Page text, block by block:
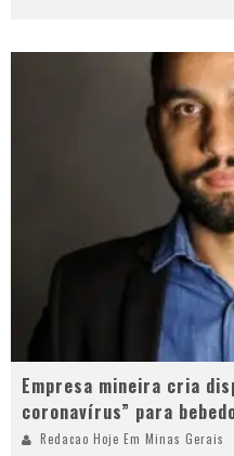
Empresa mineira cria
coronavírus” para
Redacao Hoje Em Minas Gerais